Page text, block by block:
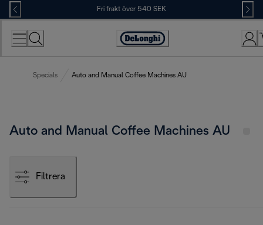
Skip
to
Content
Fri frakt över 540 SEK
Accessibility
Specials Auto and Manual Coffee Machines AU
Auto and Manual Coffee Machines AU
Filtrera